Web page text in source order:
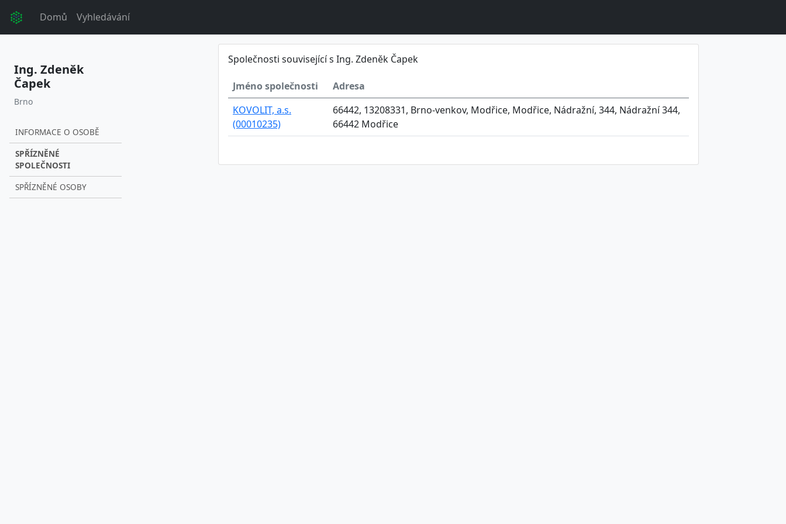
Domů Vyhledávání
Ing. Zdeněk
Čapek
Brno
INFORMACE O OSOBĚ
SPŘÍZNĚNÉ
SPOLEČNOSTI
SPŘÍZNĚNÉ OSOBY
Společnosti související s Ing. Zdeněk Čapek
Jméno společnosti
Adresa
KOVOLIT, a.s.
(00010235)
66442, 13208331, Brno-venkov, Modřice, Modřice, Nádražní, 344, Nádražní 344,
66442 Modřice